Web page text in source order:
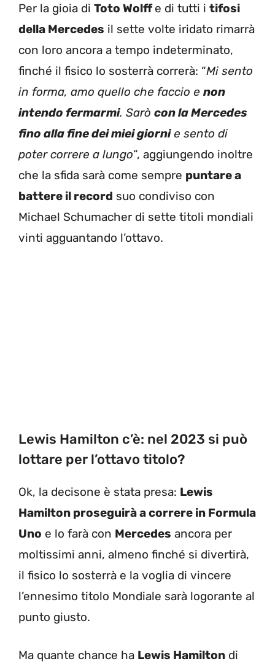
Per la gioia di Toto Wolffe di tutti i tifosi
della Mercedes il sette volte iridato rimarrà
con loro ancora a tempo indeterminato,
finché il fisico lo sosterrà correrà: “Mi sento
in forma, amo quello che faccio e non
intendo fermarmi. Sarò con la Mercedes
fino alla fine dei miei giornie sento di
poter correre a lungo“, aggiungendo inoltre
che la sfida sarà come sempre puntare a
battere il record suo condiviso con
Michael Schumacher di sette titoli mondiali
vinti agguantando l’ottavo.
Lewis Hamilton c’è: nel 2023 si può
lottare per l’ottavo titolo?
Ok, la decisone è stata presa: Lewis
Hamilton proseguirà a correre in Formula
Uno e lo farà con Mercedes ancora per
moltissimi anni, almeno finché si divertirà,
il fisico lo sosterrà e la voglia di vincere
l’ennesimo titolo Mondiale sarà logorante al
punto giusto.
Ma quante chance ha Lewis Hamilton di